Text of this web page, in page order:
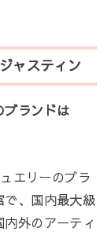
ャスティン
ブランドは
エリーのブラ
、国内最大級
外のアーティ